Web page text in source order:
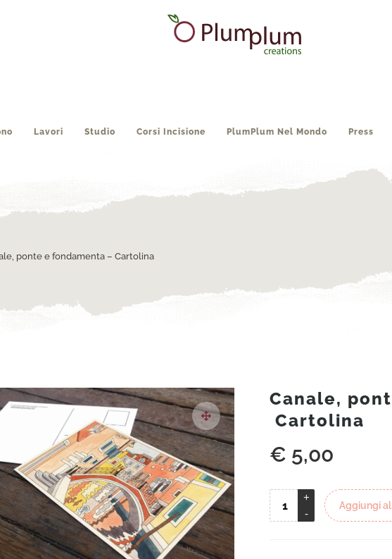
Lavori Studio Corsi Incisione PlumPlum Nel Mondo Press
ponte e fondamenta – Cartolina
Canale,
Cartolina
€ 5,00
Aggiungi